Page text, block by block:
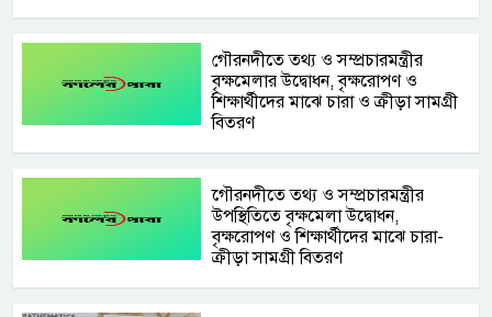
গৌরনদীতে তথ্য ও সম্প্রচারমন্ত্রীর
বৃক্ষমেলার উদ্বোধন, বৃক্ষরোপণ ও
শিক্ষার্থীদের মাঝে চারা ও ক্রীড়া সামগ্রী
বিতরণ
‎গৌরনদীতে তথ্য ও সম্প্রচারমন্ত্রীর
উপস্থিতিতে বৃক্ষমেলা উদ্বোধন,
বৃক্ষরোপণ ও শিক্ষার্থীদের মাঝে চারা-
ক্রীড়া সামগ্রী বিতরণ